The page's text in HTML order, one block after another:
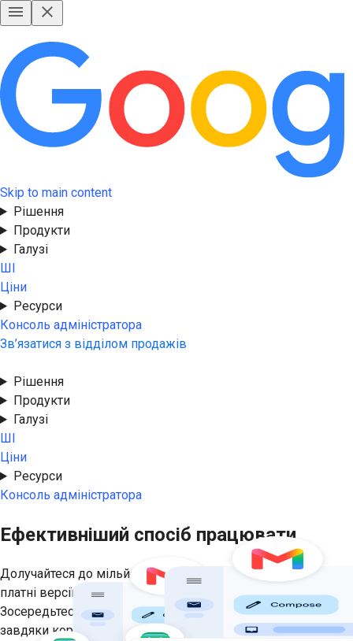
Skip to main content
Рішення
Продукти
Галузі
ШІ
Ціни
Ресурси
Консоль адміністратора
Зв’язатися з відділом продажів
Рішення
Продукти
Галузі
ШІ
Ціни
Ресурси
Консоль адміністратора
Ефективніший спосіб працювати
Долучайтеся до мільйонів компаній, які використовують
платні версії Gmail, Календаря, Диска, Meet тощо.
Зосередьтеся на результатах, а не на пошуку інформації,
завдяки корисному персоналізованому ШІ.